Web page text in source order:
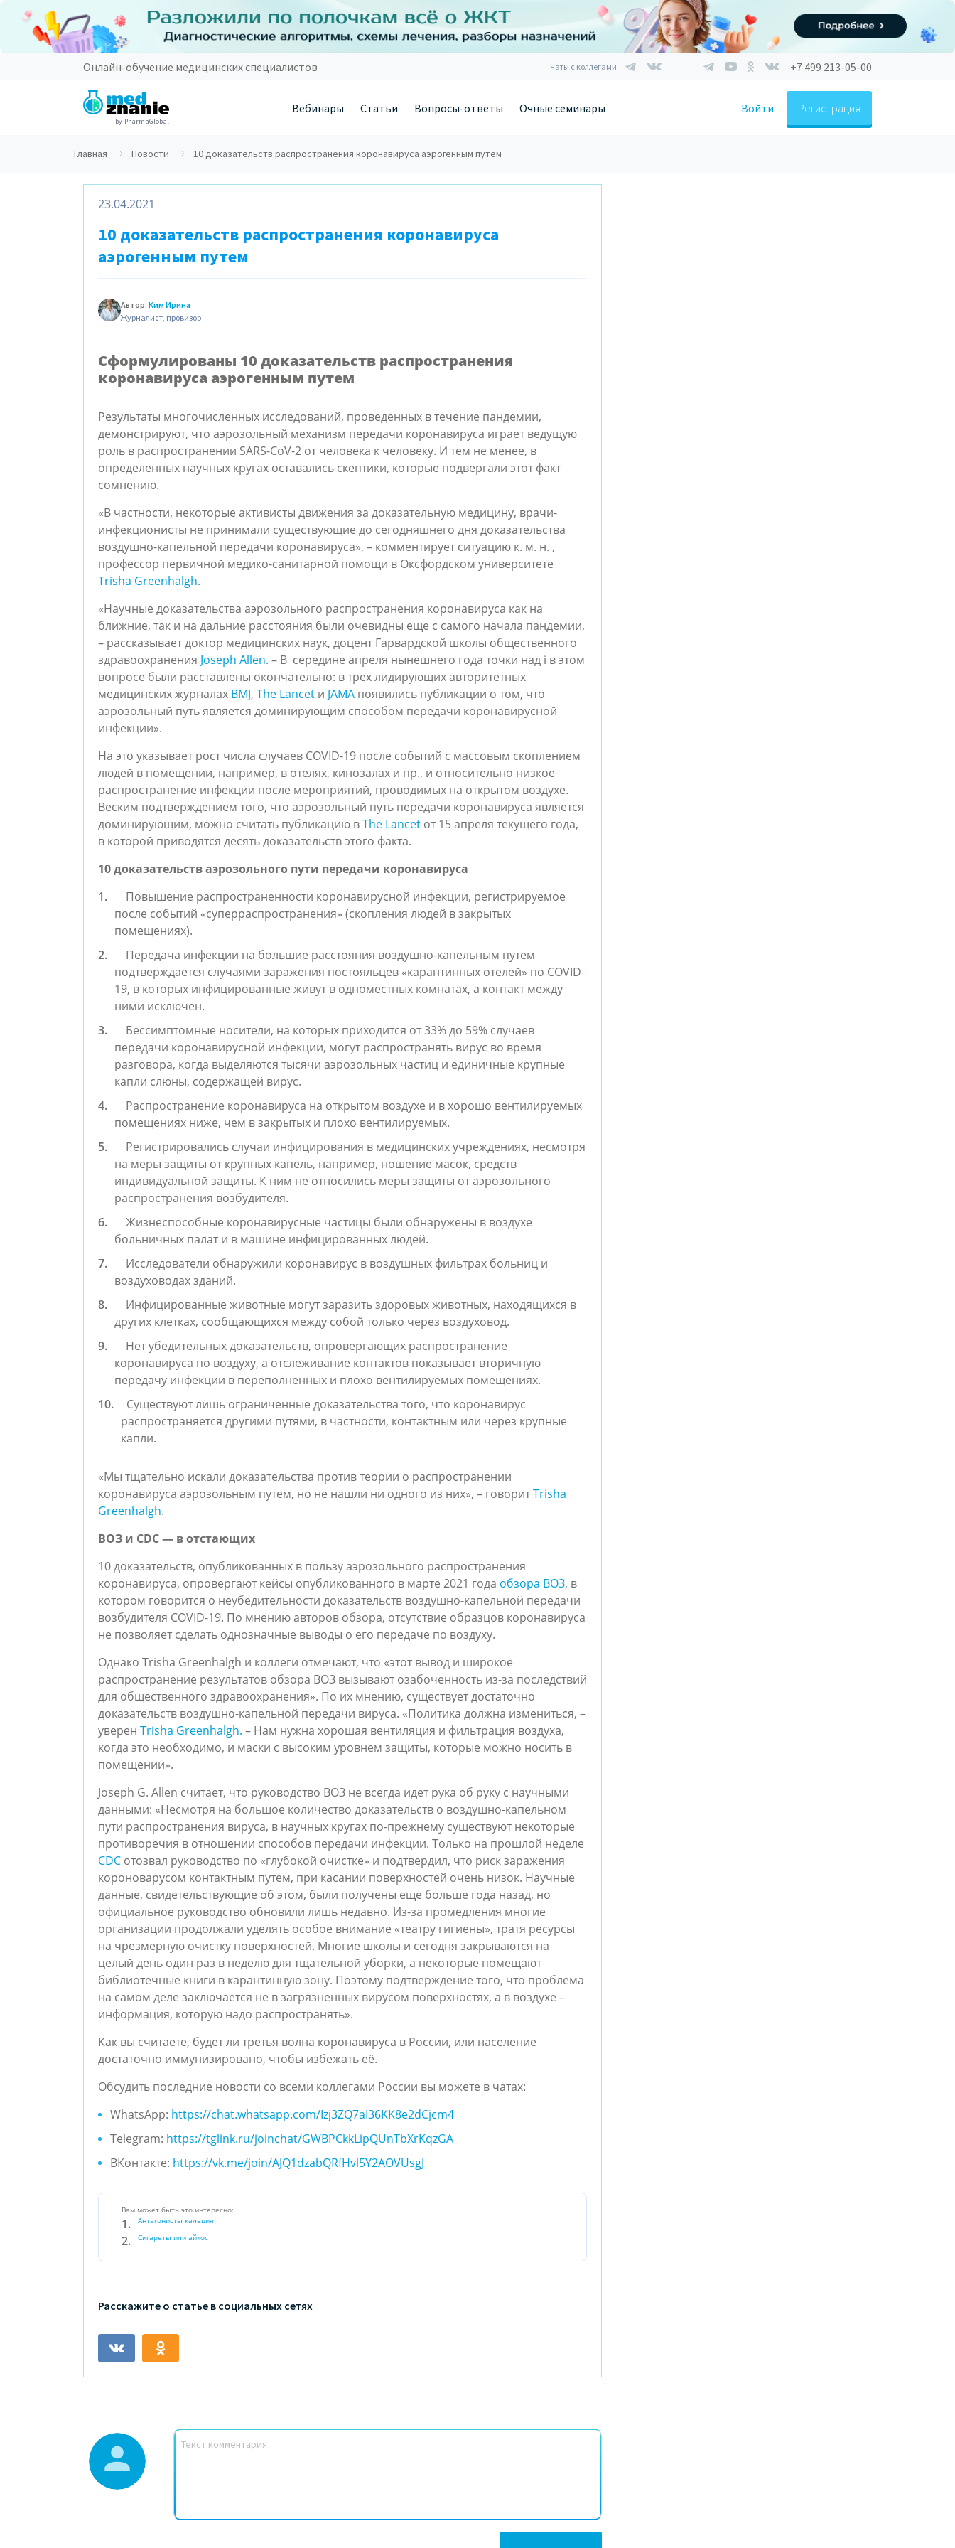
Онлайн-обучение медицинских специалистов Чаты с коллегами +7 499 213-05-00
by PharmaGlobal
Вебинары Статьи Вопросы-ответы Очные семинары Войти Регистрация
Главная Новости 10 доказательств распространения коронавируса аэрогенным путем
23.04.2021
10 доказательств распространения коронавируса
аэрогенным путем
Автор: Ким Ирина
Журналист, провизор
Сформулированы 10 доказательств распространения
коронавируса аэрогенным путем
Результаты многочисленных исследований, проведенных в течение пандемии,
демонстрируют, что аэрозольный механизм передачи коронавируса играет ведущую
роль в распространении SARS-CoV-2 от человека к человеку. И тем не менее, в
определенных научных кругах оставались скептики, которые подвергали этот факт
сомнению.
«В частности, некоторые активисты движения за доказательную медицину, врачи-
инфекционисты не принимали существующие до сегодняшнего дня доказательства
воздушно-капельной передачи коронавируса», – комментирует ситуацию к. м. н. ,
профессор первичной медико-санитарной помощи в Оксфордском университете
Trisha Greenhalgh.
«Научные доказательства аэрозольного распространения коронавируса как на
ближние, так и на дальние расстояния были очевидны еще с самого начала пандемии,
– рассказывает доктор медицинских наук, доцент Гарвардской школы общественного
здравоохранения Joseph Allen. – В середине апреля нынешнего года точки над i в этом
вопросе были расставлены окончательно: в трех лидирующих авторитетных
медицинских журналах BMJ, The Lancet и JAMA появились публикации о том, что
аэрозольный путь является доминирующим способом передачи коронавирусной
инфекции».
На это указывает рост числа случаев COVID-19 после событий с массовым скоплением
людей в помещении, например, в отелях, кинозалах и пр., и относительно низкое
распространение инфекции после мероприятий, проводимых на открытом воздухе.
Веским подтверждением того, что аэрозольный путь передачи коронавируса является
доминирующим, можно считать публикацию вThe Lancet от 15 апреля текущего года,
в которой приводятся десять доказательств этого факта.
10 доказательств аэрозольного пути передачи коронавируса
Повышение распространенности коронавирусной инфекции, регистрируемое
после событий «суперраспространения» (скопления людей в закрытых
помещениях).
Передача инфекции на большие расстояния воздушно-капельным путем
подтверждается случаями заражения постояльцев «карантинных отелей» по COVID-
19, в которых инфицированные живут в одноместных комнатах, а контакт между
ними исключен.
Бессимптомные носители, на которых приходится от 33% до 59% случаев
передачи коронавирусной инфекции, могут распространять вирус во время
разговора, когда выделяются тысячи аэрозольных частиц и единичные крупные
капли слюны, содержащей вирус.
Распространение коронавируса на открытом воздухе и в хорошо вентилируемых
помещениях ниже, чем в закрытых и плохо вентилируемых.
Регистрировались случаи инфицирования в медицинских учреждениях, несмотря
на меры защиты от крупных капель, например, ношение масок, средств
индивидуальной защиты. К ним не относились меры защиты от аэрозольного
распространения возбудителя.
Жизнеспособные коронавирусные частицы были обнаружены в воздухе
больничных палат и в машине инфицированных людей.
Исследователи обнаружили коронавирус в воздушных фильтрах больниц и
воздуховодах зданий.
Инфицированные животные могут заразить здоровых животных, находящихся в
других клетках, сообщающихся между собой только через воздуховод.
Нет убедительных доказательств, опровергающих распространение
коронавируса по воздуху, а отслеживание контактов показывает вторичную
передачу инфекции в переполненных и плохо вентилируемых помещениях.
Существуют лишь ограниченные доказательства того, что коронавирус
распространяется другими путями, в частности, контактным или через крупные
капли.
«Мы тщательно искали доказательства против теории о распространении
коронавируса аэрозольным путем, но не нашли ни одного из них», – говоритTrisha
Greenhalgh.
ВОЗ и CDC — в отстающих
10 доказательств, опубликованных в пользу аэрозольного распространения
коронавируса, опровергают кейсы опубликованного в марте 2021 года обзора ВОЗ, в
котором говорится о неубедительности доказательств воздушно-капельной передачи
возбудителя COVID-19. По мнению авторов обзора, отсутствие образцов коронавируса
не позволяет сделать однозначные выводы о его передаче по воздуху.
Однако Trisha Greenhalgh и коллеги отмечают, что «этот вывод и широкое
распространение результатов обзора ВОЗ вызывают озабоченность из-за последствий
для общественного здравоохранения». По их мнению, существует достаточно
доказательств воздушно-капельной передачи вируса. «Политика должна измениться, –
уверен Trisha Greenhalgh. – Нам нужна хорошая вентиляция и фильтрация воздуха,
когда это необходимо, и маски с высоким уровнем защиты, которые можно носить в
помещении».
Joseph G. Allen считает, что руководство ВОЗ не всегда идет рука об руку с научными
данными: «Несмотря на большое количество доказательств о воздушно-капельном
пути распространения вируса, в научных кругах по-прежнему существуют некоторые
противоречия в отношении способов передачи инфекции. Только на прошлой неделе
CDC отозвал руководство по «глубокой очистке» и подтвердил, что риск заражения
короноварусом контактным путем, при касании поверхностей очень низок. Научные
данные, свидетельствующие об этом, были получены еще больше года назад, но
официальное руководство обновили лишь недавно. Из-за промедления многие
организации продолжали уделять особое внимание «театру гигиены», тратя ресурсы
на чрезмерную очистку поверхностей. Многие школы и сегодня закрываются на
целый день один раз в неделю для тщательной уборки, а некоторые помещают
библиотечные книги в карантинную зону. Поэтому подтверждение того, что проблема
на самом деле заключается не в загрязненных вирусом поверхностях, а в воздухе –
информация, которую надо распространять».
Как вы считаете, будет ли третья волна коронавируса в России, или население
достаточно иммунизировано, чтобы избежать её.
Обсудить последние новости со всеми коллегами России вы можете в чатах:
WhatsApp: https://chat.whatsapp.com/Izj3ZQ7aI36KK8e2dCjcm4
Telegram: https://tglink.ru/joinchat/GWBPCkkLipQUnTbXrKqzGA
ВКонтакте: https://vk.me/join/AJQ1dzabQRfHvl5Y2AOVUsgJ
Вам может быть это интересно:
Антагонисты кальция
Сигареты или айкос
Расскажите о статье в социальных сетях